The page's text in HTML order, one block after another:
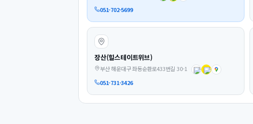
051-702-5699
장산(힐스테이트위브)
부산 해운대구 좌동순환로433번길 30-1
051-731-3426